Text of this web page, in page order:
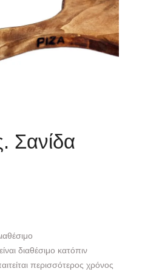
Σανίδα
διαθέσιμο κατόπιν
περισσότερος χρόνος